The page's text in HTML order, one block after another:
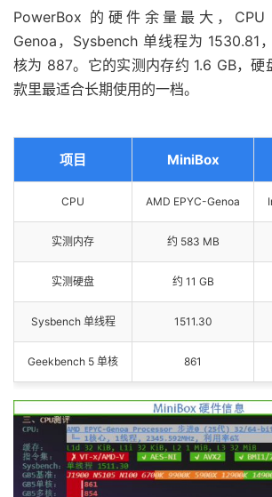
PowerBox 的硬件余量最大，CPU
Genoa，Sysbench 单线程为 1530.81
核为 887。它的实测内存约 1.6 GB，硬
款里最适合长期使用的一档。
项目 MiniBox
CPU AMD EPYC-Genoa
实测内存 约 583 MB
实测硬盘 约 11 GB
Sysbench 单线程 1511.30
Geekbench 5 单核 861